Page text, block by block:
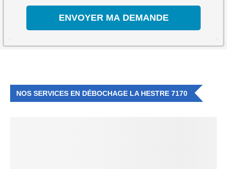
NOS SERVICES EN DÉBOCHAGE LA HESTRE 7170